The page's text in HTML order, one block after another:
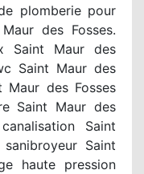
plomberie pour
des Fosses.
Saint Maur des
Saint Maur des
Maur des Fosses
Saint Maur des
Saint
Saint
haute pression